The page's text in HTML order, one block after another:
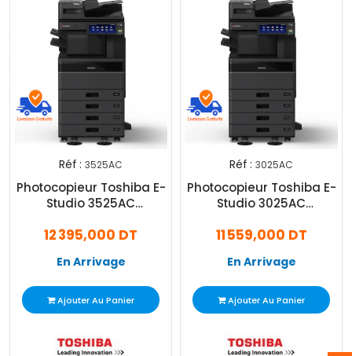
Réf : 3525AC
Photocopieur Toshiba E-
Studio 3525AC
Couleur A3
12 395,000 DT
En Arrivage
Ajouter Au Panier
Réf : 3025AC
Photocopieur Toshiba E-
Studio 3025AC
Couleur A3
11 559,000 DT
En Arrivage
Ajouter Au Panier